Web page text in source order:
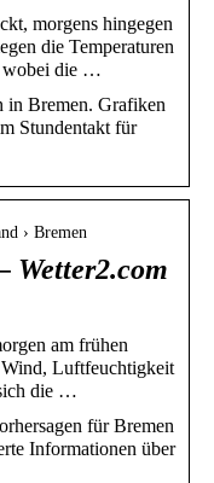
morgens hingegen
die Temperaturen
wobei die …
in Bremen. Grafiken
Stundentakt für
› Bremen
Wetter2.com
am frühen
Luftfeuchtigkeit
die …
für Bremen
Informationen über